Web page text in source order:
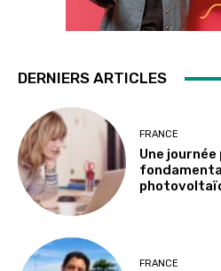
DERNIERS ARTICLES
FRANCE
Une
FRANCE